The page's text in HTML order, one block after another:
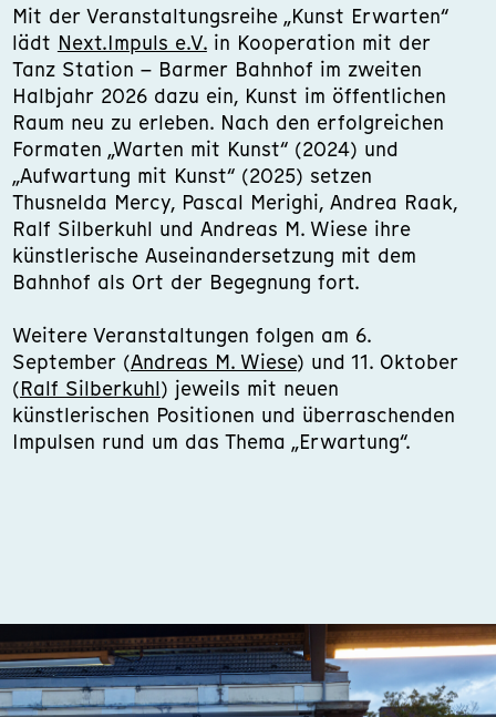
Mit der Veranstaltungsreihe „Kunst Erwarten“
lädt Next.Impuls e.V.in Kooperation mit der
Tanz Station – Barmer Bahnhof im zweiten
Halbjahr 2026 dazu ein, Kunst im öffentlichen
Raum neu zu erleben. Nach den erfolgreichen
Formaten „Warten mit Kunst“ (2024) und
„Aufwartung mit Kunst“ (2025) setzen
Thusnelda Mercy, Pascal Merighi, Andrea Raak,
Ralf Silberkuhl und Andreas M. Wiese ihre
künstlerische Auseinandersetzung mit dem
Bahnhof als Ort der Begegnung fort.
Weitere Veranstaltungen folgen am 6.
September (Andreas M. Wiese) und 11. Oktober
(Ralf Silberkuhl) jeweils mit neuen
künstlerischen Positionen und überraschenden
Impulsen rund um das Thema „Erwartung“.